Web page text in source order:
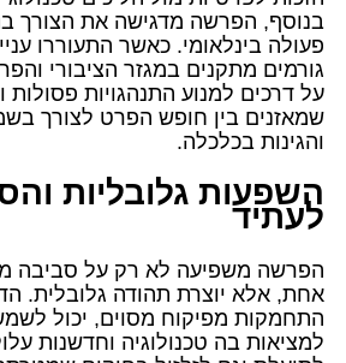
בנוסף, הפרשה מדגישה את הצורך
פעולה בינלאומי. כאשר התעוררו
גורמים מתקנים במגזר הציבורי
על דרכים למנוע התנהגויות פסולות
שמאזנים בין חופש הפרט לצורך
והגינות בכלכלה.
השפעות גלובליות
לעתיד
הפרשה משפיעה לא רק על סביבה
אחת, אלא יוצרת תהודה גלובלית.
התחמקות מפיקוח מסוים, יכול
למציאות בה טכנולוגיה וחדשנות